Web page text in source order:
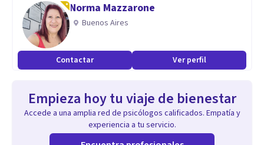
Norma Mazzarone
Buenos Aires
Contactar Ver perfil
Empieza hoy tu viaje de bienestar
Accede a una amplia red de psicólogos calificados. Empatía y
experiencia a tu servicio.